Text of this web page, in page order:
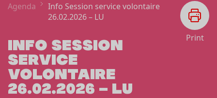
Agenda
Info Session service volontaire
26.02.2026 – LU
INFO SESSION
SERVICE
VOLONTAIRE
26.02.2026 – LU
Print